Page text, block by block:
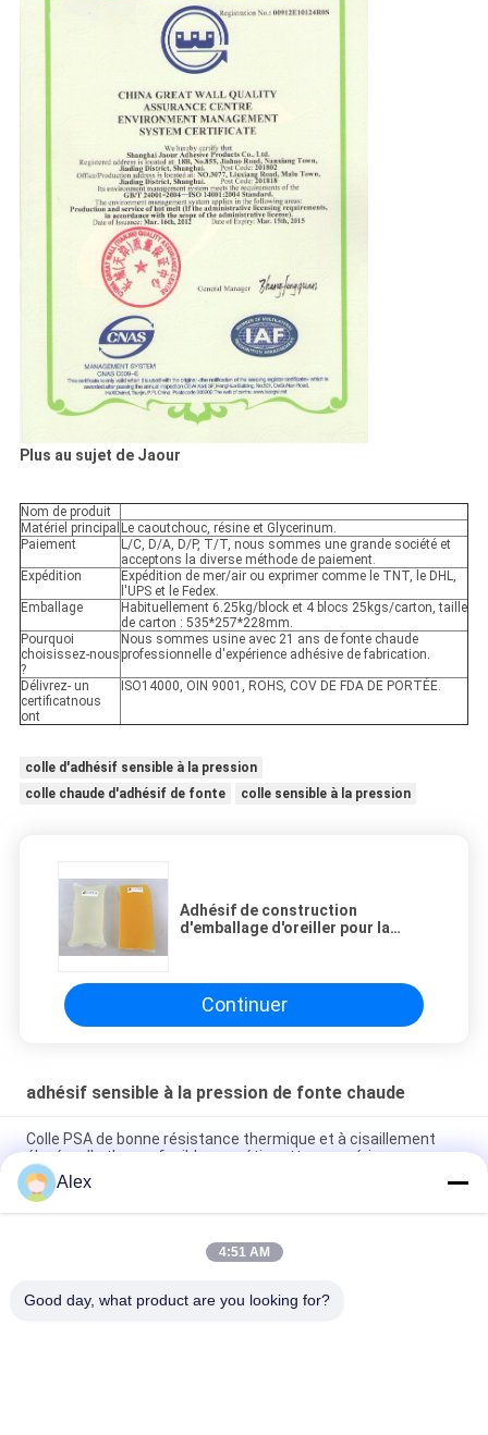
Plus au sujet de Jaour
Nom de produit
Matériel principal Le caoutchouc, résine et Glycerinum.
Paiement
L/C, D/A, D/P, T/T, nous sommes une grande société et
acceptons la diverse méthode de paiement.
Expédition
Expédition de mer/air ou exprimer comme le TNT, le DHL,
l'UPS et le Fedex.
Emballage
Habituellement 6.25kg/block et 4 blocs 25kgs/carton, taille
de carton : 535*257*228mm.
Pourquoi
choisissez-nous
?
Nous sommes usine avec 21 ans de fonte chaude
professionnelle d'expérience adhésive de fabrication.
Délivrez- un
certificatnous
ont
ISO14000, OIN 9001, ROHS, COV DE FDA DE PORTÉE.
colle d'adhésif sensible à la pression
colle chaude d'adhésif de fonte
colle sensible à la pression
Adhésif de construction
d'emballage d'oreiller pour la
Continuer
adhésif sensible à la pression de fonte chaude
Colle PSA de bonne résistance thermique et à cisaillement
élevé, colle thermofusible pour étiquettes numériques
Bonne colle PSA thermorésistante et à haute résistance au
cisaillement, colle thermofusible
Stratification non-tissée de feuille supérieure avec le film de
Alex
4:51 AM
Good day, what product are you looking for?